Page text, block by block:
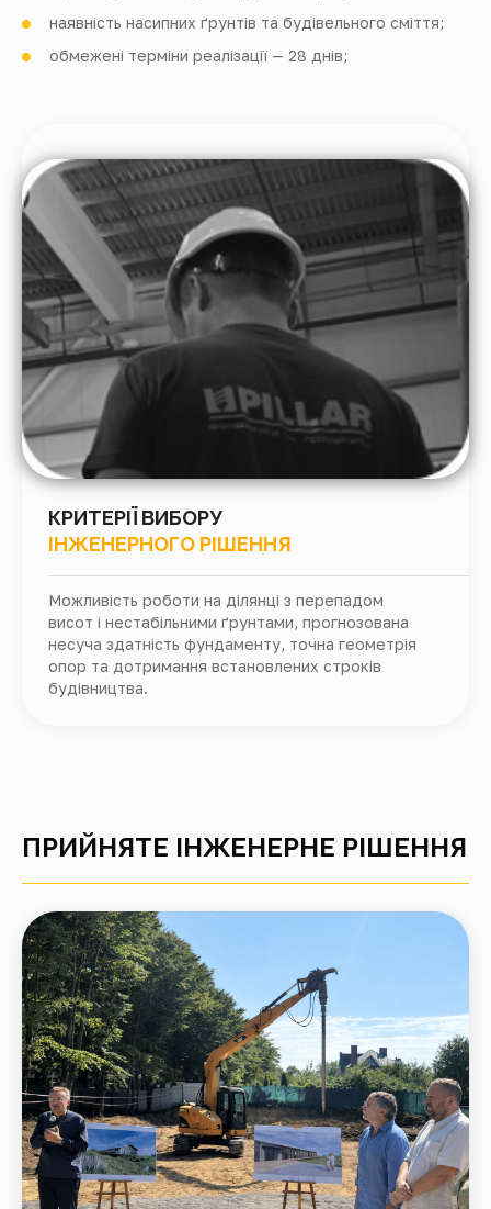
наявність насипних ґрунтів та будівельного сміття;
обмежені терміни реалізації — 28 днів;
КРИТЕРІЇ ВИБОРУ
ІНЖЕНЕРНОГО РІШЕННЯ
Можливість роботи на ділянці з перепадом
висот і нестабільними ґрунтами, прогнозована
несуча здатність фундаменту, точна геометрія
опор та дотримання встановлених строків
будівництва.
ПРИЙНЯТЕ ІНЖЕНЕРНЕ РІШЕННЯ